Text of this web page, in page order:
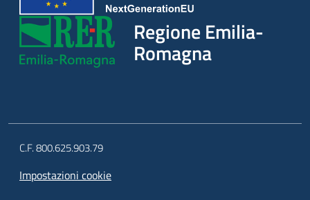
Regione Emilia-
Romagna
C.F. 800.625.903.79
Impostazioni cookie